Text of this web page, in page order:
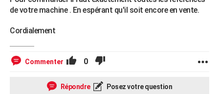
de votre machine . En espérant qu'il soit encore en vente.
Cordialement
Commenter 0
Répondre Posez votre question